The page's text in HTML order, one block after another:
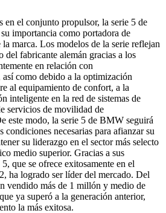
en el conjunto propulsor, la serie 5 de
importancia como portadora de
marca. Los modelos de la serie reflejan
del fabricante alemán gracias a los
en relación con
como debido a la optimización
al equipamiento de confort, a la
inteligente en la red de sistemas de
servicios de movilidad de
este modo, la serie 5 de BMW seguirá
necesarias para afianzar su
su liderazgo en el sector más selecto
medio superior. Gracias a sus
que se ofrece exitosamente en el
ha logrado ser líder del mercado. Del
vendido más de 1 millón y medio de
ya superó a la generación anterior,
la más exitosa.